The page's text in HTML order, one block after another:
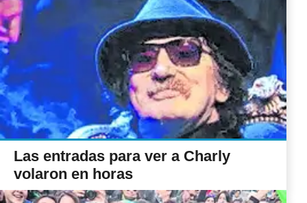
Las entradas para ver a Charly
volaron en horas